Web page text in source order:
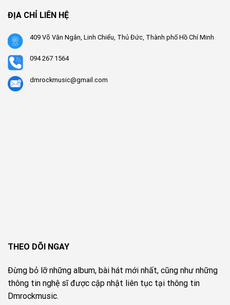
ĐỊA CHỈ LIÊN HỆ
409 Võ Văn Ngân, Linh Chiểu, Thủ Đức, Thành phố Hồ Chí Minh
094 267 1564
dmrockmusic@gmail.com
THEO DÕI NGAY
Đừng bỏ lỡ những album, bài hát mới nhất, cũng như những
thông tin nghệ sĩ được cập nhật liên tục tại thông tin
Dmrockmusic.